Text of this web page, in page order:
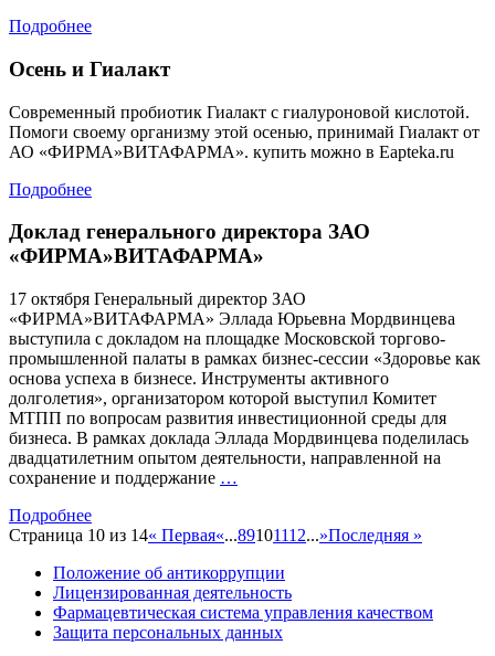
Подробнее
Осень и Гиалакт
Современный пробиотик Гиалакт с гиалуроновой кислотой.
Помоги своему организму этой осенью, принимай Гиалакт от
АО «ФИРМА»ВИТАФАРМА». купить можно в Eapteka.ru
Подробнее
Доклад генерального директора ЗАО
«ФИРМА»ВИТАФАРМА»
17 октября Генеральный директор ЗАО
«ФИРМА»ВИТАФАРМА» Эллада Юрьевна Мордвинцева
выступила с докладом на площадке Московской торгово-
промышленной палаты в рамках бизнес-сессии «Здоровье как
основа успеха в бизнесе. Инструменты активного
долголетия», организатором которой выступил Комитет
МТПП по вопросам развития инвестиционной среды для
бизнеса. В рамках доклада Эллада Мордвинцева поделилась
двадцатилетним опытом деятельности, направленной на
сохранение и поддержание …
ЗАО
Подробнее
Страница 10 из 14« Первая«...89101112...»Последняя »
Положение об антикоррупции
Лицензированная деятельность
Фармацевтическая система управления качеством
Защита персональных данных